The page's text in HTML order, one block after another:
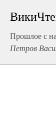
Прошлое с
Петров